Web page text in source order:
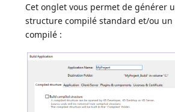
Cet onglet vous permet de générer
structure compilé standard et/ou un
compilé :